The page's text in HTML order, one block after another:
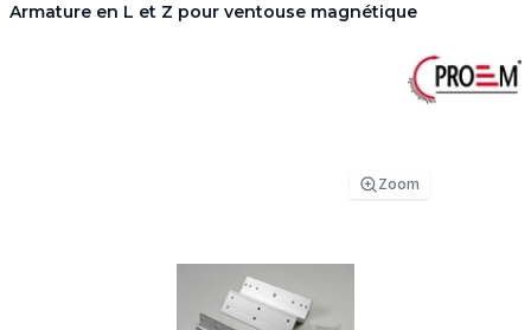
Armature en L et Z pour ventouse magnétique
Zoom